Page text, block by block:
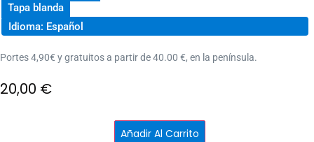
Tapa blanda
Idioma: Español
Portes 4,90€ y gratuitos a partir de 40.00 €, en la península.
20,00 €
Añadir Al Carrito